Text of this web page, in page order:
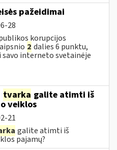
pažeidimai
28
korupcijos
2 dalies 6 punktu,
interneto svetainėje
tvarka galite atimti iš
veiklos
21
galite atimti iš
pajamų?